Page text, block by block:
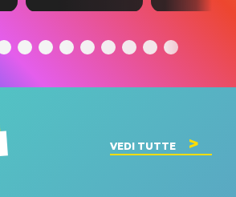
traduzione e
del singolo
testo,
VEDI TUTTE